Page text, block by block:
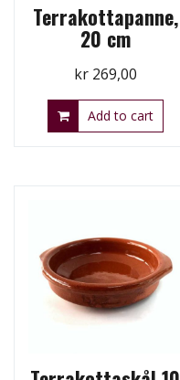
Terrakottapanne,
20 cm
kr269,00
Add to cart